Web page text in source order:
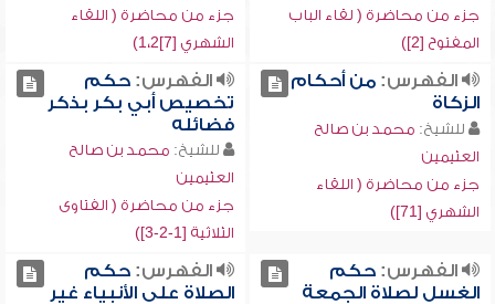
جزء من محاضرة ( لقاء الباب
المفتوح [2])
جزء من محاضرة ( اللقاء
الشهري [7]1،2)
الفهرس:من أحكام
الزكاة
للشيخ: محمد بن صالح
العثيمين
جزء من محاضرة ( اللقاء
الشهري [71])
الفهرس:حكم
تخصيص أبي بكر بذكر
فضائله
للشيخ: محمد بن صالح
العثيمين
جزء من محاضرة ( الفتاوى
الثلاثية [1-2-3])
الفهرس:حكم
الغسل لصلاة الجمعة
الفهرس:حكم
الصلاة على الأنبياء غير